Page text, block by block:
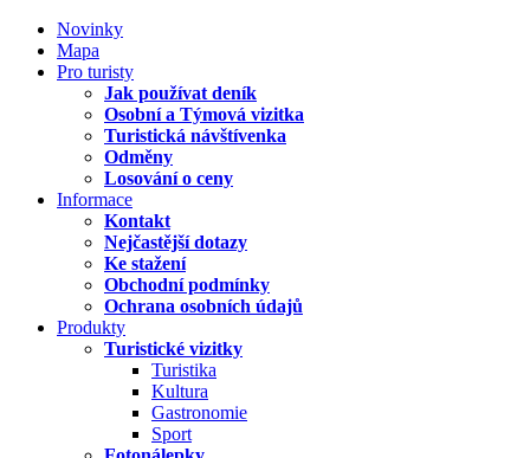
Novinky
Mapa
Pro turisty
Jak používat deník
Osobní a Týmová vizitka
Turistická návštívenka
Odměny
Losování o ceny
Informace
Kontakt
Nejčastější dotazy
Ke stažení
Obchodní podmínky
Ochrana osobních údajů
Produkty
Turistické vizitky
Turistika
Kultura
Gastronomie
Sport